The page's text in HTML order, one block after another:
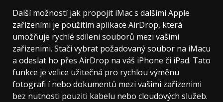
Další možností jak propojit iMac s dalšími Apple
zařízeními je použitím aplikace AirDrop, která
umožňuje rychlé sdíleni souborů mezi vašimi
zařizenimi. Stači vybrat požadovaný soubor na iMacu
a odeslat ho přes AirDrop na váš iPhone či iPad. Tato
funkce je velice užitečná pro rychlou výměnu
fotografi í nebo dokumentů mezi vašimi zařizenimi
bez nutnosti pouziti kabelu nebo cloudových služeb.